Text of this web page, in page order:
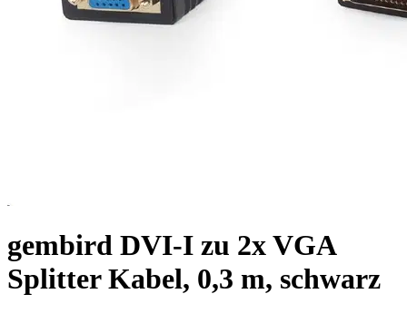
gembird DVI-I zu 2x VGA
Splitter Kabel, 0,3 m, schwarz